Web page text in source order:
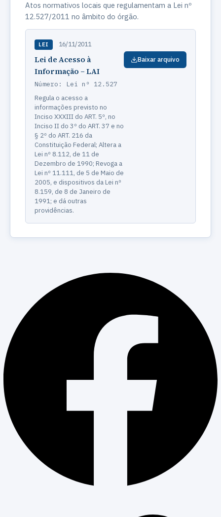
Atos normativos locais que regulamentam a Lei nº
12.527/2011 no âmbito do órgão.
LEI 16/11/2011
Lei de Acesso à
Informação – LAI
Número: Lei nº 12.527
Regula o acesso a
informações previsto no
Inciso XXXIII do ART. 5º, no
Inciso II do 3º do ART. 37 e no
§ 2º do ART. 216 da
Constituição Federal; Altera a
Lei nº 8.112, de 11 de
Dezembro de 1990; Revoga a
Lei nº 11.111, de 5 de Maio de
2005, e dispositivos da Lei nº
8.159, de 8 de Janeiro de
1991; e dá outras
providências.
Baixar arquivo